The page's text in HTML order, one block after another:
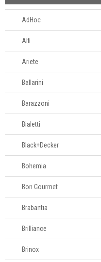
Batedeiras
Chaleiras
Espremedores e
centrífugas
Facas elétricas
Ferros de passar
Fondues e
racletes
Fritadeiras
Liquidificadores
AdHoc
Alfi
Ariete
Ballarini
Barazzoni
Bialetti
Black+Decker
Bohemia
Bon Gourmet
Brabantia
Brilliance
Brinox